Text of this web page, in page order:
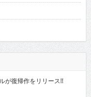
が復帰作をリリース!!